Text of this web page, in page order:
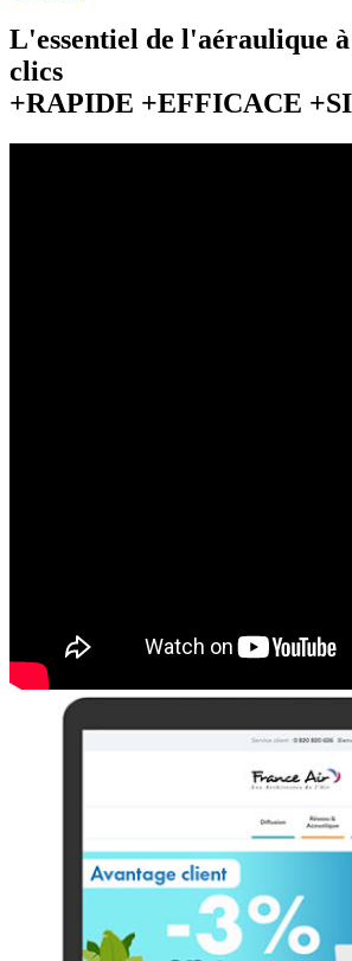
L'essentiel de l'aéraulique
clics
+RAPIDE +EFFICACE